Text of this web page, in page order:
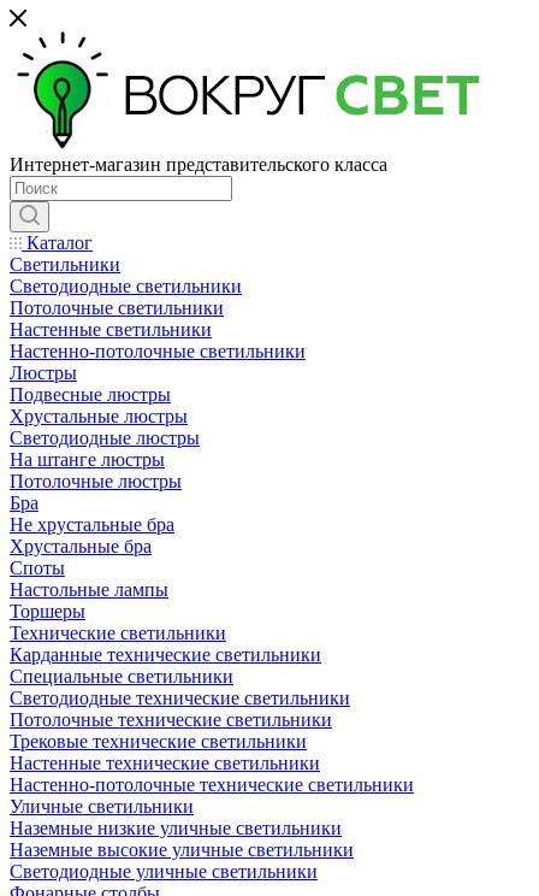
Интернет-магазин представительского класса
Каталог
Светильники
Светодиодные светильники
Потолочные светильники
Настенные светильники
Настенно-потолочные светильники
Люстры
Подвесные люстры
Хрустальные люстры
Светодиодные люстры
На штанге люстры
Потолочные люстры
Бра
Не хрустальные бра
Хрустальные бра
Споты
Настольные лампы
Торшеры
Технические светильники
Карданные технические светильники
Специальные светильники
Светодиодные технические светильники
Потолочные технические светильники
Трековые технические светильники
Настенные технические светильники
Настенно-потолочные технические светильники
Уличные светильники
Наземные низкие уличные светильники
Наземные высокие уличные светильники
Светодиодные уличные светильники